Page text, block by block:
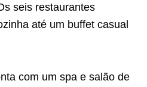
seis restaurantes
até um buffet casual
com um spa e salão de